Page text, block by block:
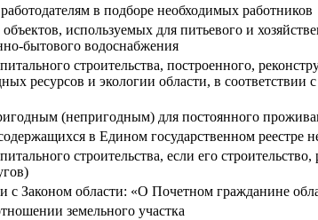
в подборе необходимых работников
используемых для питьевого и
бытового водоснабжения
строительства, построенного,
ресурсов и экологии области, в
(непригодным) для постоянного
в Едином государственном реестре
строительства, если его
с Законом области: «О Почетном гражданине
земельного участка